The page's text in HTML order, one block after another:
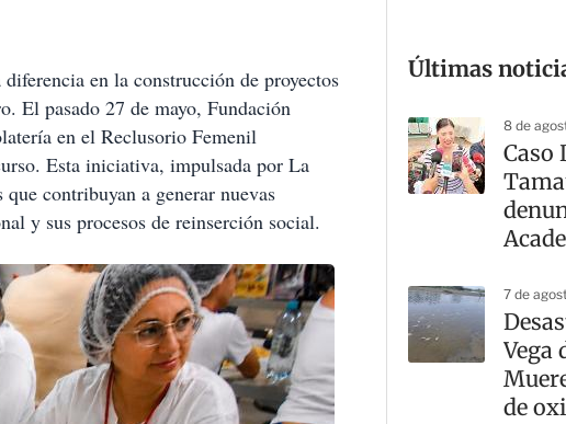
en la construcción de proyectos
El pasado 27 de mayo, Fundación
en el Reclusorio Femenil
Esta iniciativa, impulsada por La
contribuyan a generar nuevas
y sus procesos de reinserción social.
Últimas
8 de
Caso
7 de
Vega
de